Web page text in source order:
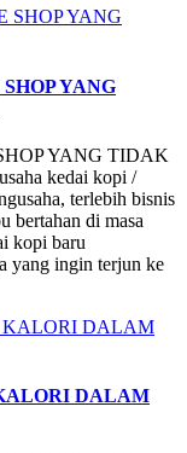
YANG
YANG TIDAK
kedai kopi /
terlebih bisnis
bertahan di masa
kopi baru
yang ingin terjun ke
DALAM